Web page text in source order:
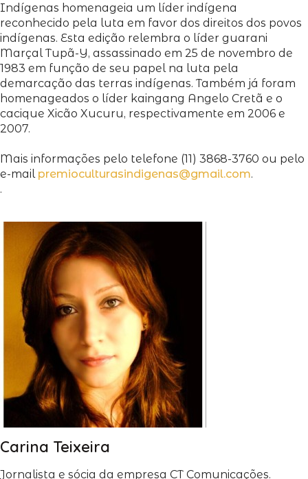
Indígenas homenageia um líder indígena
reconhecido pela luta em favor dos direitos dos povos
indígenas. Esta edição relembra o líder guarani
Marçal Tupã-Y, assassinado em 25 de novembro de
1983 em função de seu papel na luta pela
demarcação das terras indígenas. Também já foram
homenageados o líder kaingang Angelo Cretã e o
cacique Xicão Xucuru, respectivamente em 2006 e
2007.
Mais informações pelo telefone (11) 3868-3760 ou pelo
e-mail premioculturasindigenas@gmail.com.
.
Carina Teixeira
Jornalista e sócia da empresa CT Comunicações.